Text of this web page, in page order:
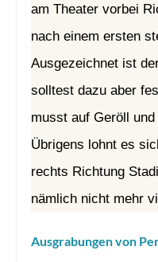
am Theater vorbei
nach einem ersten
Ausgezeichnet ist
solltest dazu aber
musst auf Geröll
Übrigens lohnt es
rechts Richtung
nämlich nicht mehr
Ausgrabungen von